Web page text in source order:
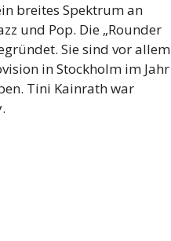
breites Spektrum an
und Pop. Die „Rounder
Sie sind vor allem
in Stockholm im Jahr
Tini Kainrath war